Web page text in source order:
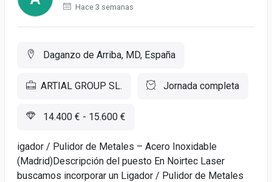
Hace 3 semanas
Daganzo de Arriba, MD, España
ARTIAL GROUP SL. Jornada completa
14.400 € - 15.600 €
igador / Pulidor de Metales – Acero Inoxidable
(Madrid)Descripción del puesto En Noirtec Laser
buscamos incorporar un Ligador / Pulidor de Metales